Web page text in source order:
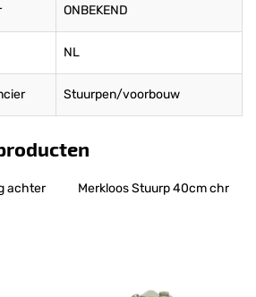
ONBEKEND
NL
Stuurpen/voorbouw
achter
Merkloos Stuurp 40cm chr